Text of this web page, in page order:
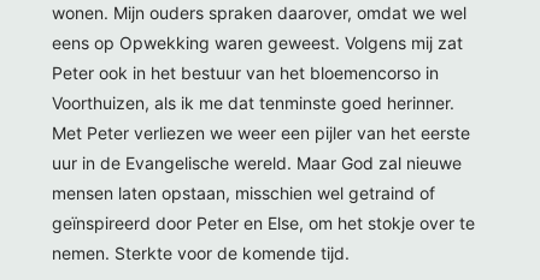
wonen. Mijn ouders spraken daarover, omdat we wel
eens op Opwekking waren geweest. Volgens mij zat
Peter ook in het bestuur van het bloemencorso in
Voorthuizen, als ik me dat tenminste goed herinner.
Met Peter verliezen we weer een pijler van het eerste
uur in de Evangelische wereld. Maar God zal nieuwe
mensen laten opstaan, misschien wel getraind of
geïnspireerd door Peter en Else, om het stokje over te
nemen. Sterkte voor de komende tijd.